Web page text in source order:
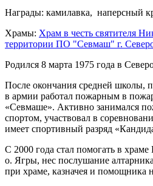
Награды: камилавка, наперсный
Храмы: Храм в честь святителя
территории ПО "Севмаш" г.
Родился 8 марта 1975 года в
После окончания средней школы,
в армии работал пожарным в
«Севмаше». Активно занимался
спортом, участвовал в
имеет спортивный разряд
С 2000 года стал помогать в
о. Ягры, нес послушание
при храме, казначея и помощника